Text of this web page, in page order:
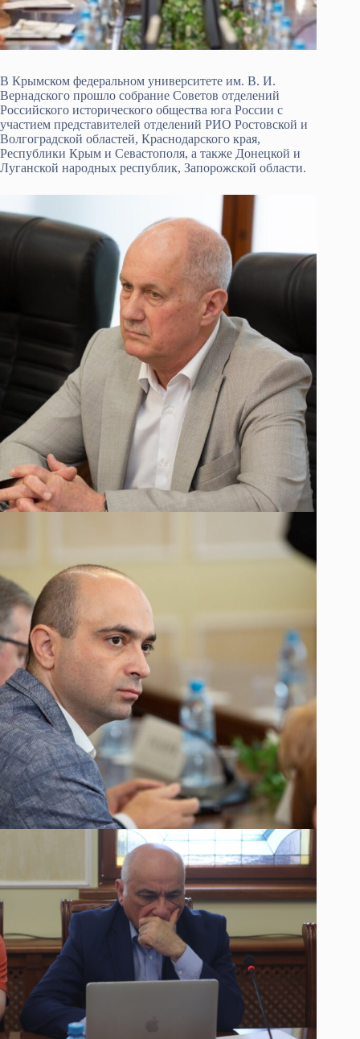
В Крымском федеральном университете им. В. И.
Вернадского прошло собрание Советов отделений
Российского исторического общества юга России с
участием представителей отделений РИО Ростовской и
Волгоградской областей, Краснодарского края,
Республики Крым и Севастополя, а также Донецкой и
Луганской народных республик, Запорожской области.